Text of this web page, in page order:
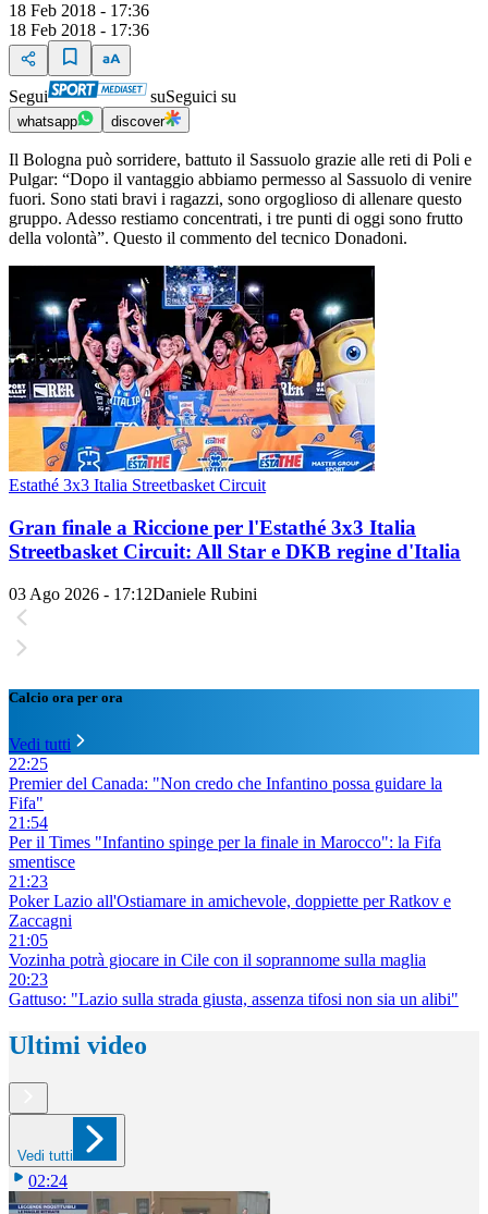
18 Feb 2018 - 17:36
18 Feb 2018 - 17:36
Segui suSeguici su
whatsapp discover
Il Bologna può sorridere, battuto il Sassuolo grazie alle reti di Poli e
Pulgar: “Dopo il vantaggio abbiamo permesso al Sassuolo di venire
fuori. Sono stati bravi i ragazzi, sono orgoglioso di allenare questo
gruppo. Adesso restiamo concentrati, i tre punti di oggi sono frutto
della volontà”. Questo il commento del tecnico Donadoni.
Estathé 3x3 Italia Streetbasket Circuit
Gran finale a Riccione per l'Estathé 3x3 Italia
Streetbasket Circuit: All Star e DKB regine d'Italia
03 Ago 2026 - 17:12Daniele Rubini
Calcio ora per ora
Vedi tutti
22:25
Premier del Canada: "Non credo che Infantino possa guidare la
Fifa"
21:54
Per il Times "Infantino spinge per la finale in Marocco": la Fifa
smentisce
21:23
Poker Lazio all'Ostiamare in amichevole, doppiette per Ratkov e
Zaccagni
21:05
Vozinha potrà giocare in Cile con il soprannome sulla maglia
20:23
Gattuso: "Lazio sulla strada giusta, assenza tifosi non sia un alibi"
Ultimi video
Vedi tutti
02:24